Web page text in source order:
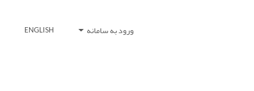
ورود به سامانه ENGLISH